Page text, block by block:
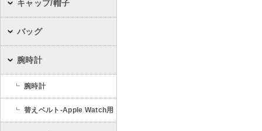
キャップ/帽子
バッグ
腕時計
腕時計
替えベルト-Apple Watch用